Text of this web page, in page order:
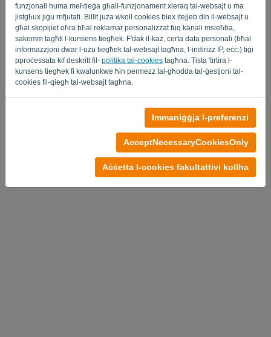
funzjonali huma meħtieġa għall-funzjonament xieraq tal-websajt u ma
jistgħux jiġu rrifjutati. Billit juża wkoll cookies biex itejjeb din il-websajt u
għal skopijiet oħra bħal reklamar personalizzat fuq kanali msieħba,
sakemm tagħti l-kunsens tiegħek. F'dak il-każ, ċerta data personali (bħal
informazzjoni dwar l-użu tiegħek tal-websajt tagħna, l-indirizz IP, eċċ.) tiġi
pproċessata kif deskritt fil- politika tal-cookies tagħna. Tista 'tirtira l-
kunsens tiegħek fi kwalunkwe ħin permezz tal-għodda tal-ġestjoni tal-
cookies fil-qiegħ tal-websajt tagħna.
Immaniġġja l-preferenzi
AcceptNecessaryCookiesOnly
Aċċetta l-cookies fakultattivi kollha
Lura għal-login
Privacy Policy-Terms of Service.